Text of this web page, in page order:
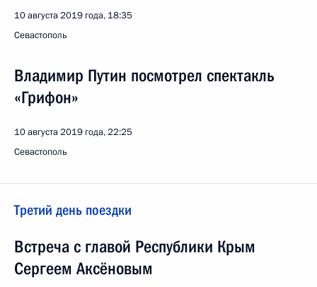
10 августа 2019 года, 18:35
Севастополь
Владимир Путин посмотрел спектакль
«Грифон»
10 августа 2019 года, 22:25
Севастополь
Третий день поездки
Встреча с главой Республики Крым
Сергеем Аксёновым